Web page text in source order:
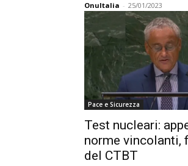
OnuItalia - 25/01/2023
Pace e Sicurezza
Test nucleari:
norme vincolanti,
del CTBT